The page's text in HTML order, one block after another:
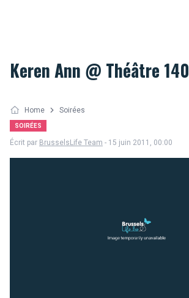
Keren Ann @ Théâtre 140
Home Soirées
SOIRÉES
Écrit par BrusselsLife Team - 15 juin 2011, 00:00